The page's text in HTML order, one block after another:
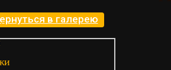
в галерею